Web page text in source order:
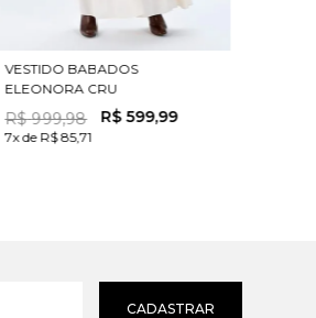
VESTIDO BABADOS
ELEONORA CRU
R$ 999,98 R$ 599,99
7x de R$ 85,71
CADASTRAR